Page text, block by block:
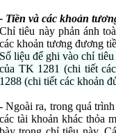
- Tiền và các khoản
Chỉ tiêu này phản ánh
các khoản tương đương
Số liệu để ghi vào chỉ
của TK 1281 (chi tiết
1288 (chi tiết các khoản
- Ngoài ra, trong quá
các tài khoản khác thỏa